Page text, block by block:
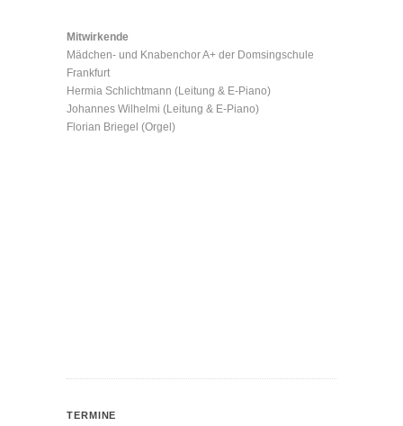
Mitwirkende
Mädchen- und Knabenchor A+ der Domsingschule
Frankfurt
Hermia Schlichtmann (Leitung & E-Piano)
Johannes Wilhelmi (Leitung & E-Piano)
Florian Briegel (Orgel)
TERMINE